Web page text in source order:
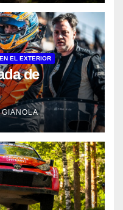
EL EXTERIOR
de
GIANOLA